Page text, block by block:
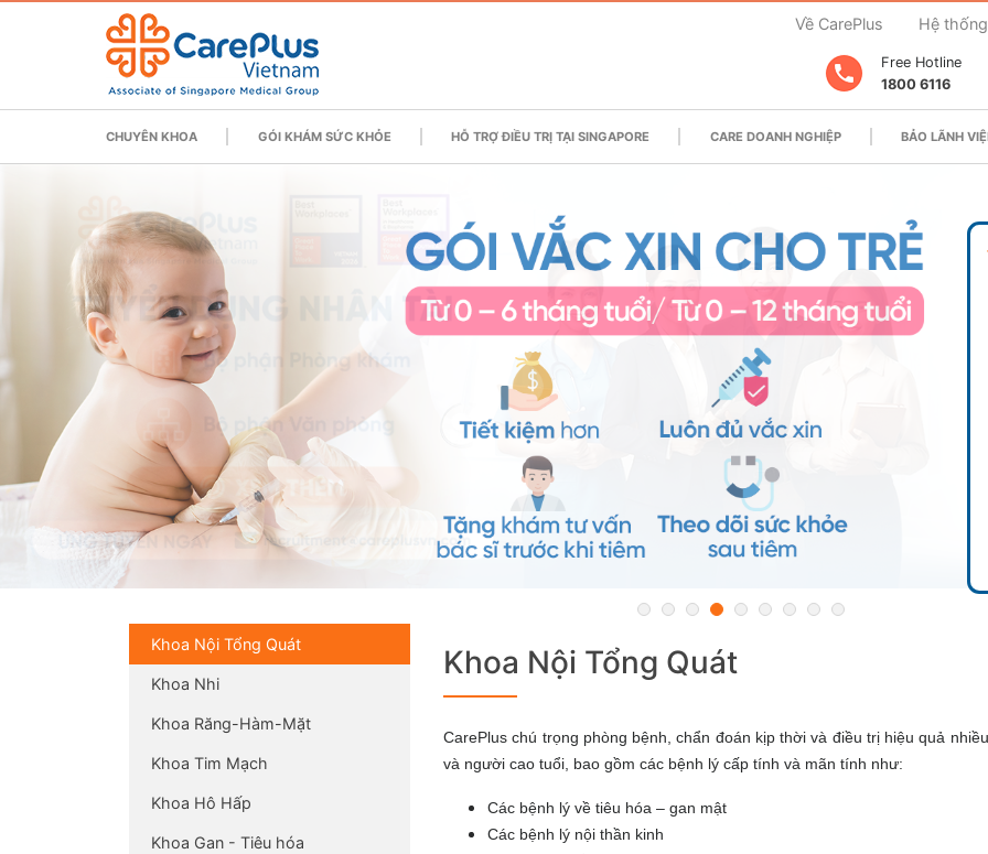
Về CarePlus Hệ thống
Free Hotline
1800 6116
CHUYÊN KHOA GÓI KHÁM SỨC KHỎE HỖ TRỢ ĐIỀU TRỊ TẠI SINGAPORE CARE DOANH NGHIỆP BẢO LÃNH
Khoa Nội Tổng Quát
CarePlus chú trọng phòng bệnh, chẩn đoán kịp thời và điều trị hiệu quả
và người cao tuổi, bao gồm các bệnh lý cấp tính và mãn tính như:
Các bệnh lý về tiêu hóa – gan mật
Các bệnh lý nội thần kinh
Khoa Nội Tổng Quát
Khoa Nhi
Khoa Răng-Hàm-Mặt
Khoa Tim Mạch
Khoa Hô Hấp
Khoa Gan - Tiêu hóa